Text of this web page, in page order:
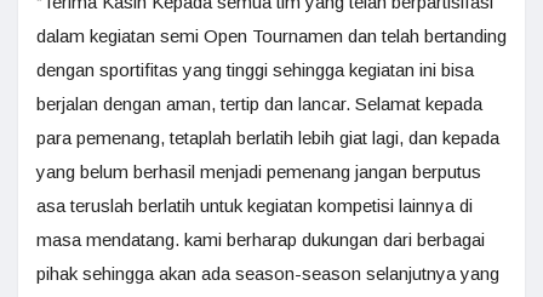
dalam kegiatan semi Open Tournamen dan telah bertanding
dengan sportifitas yang tinggi sehingga kegiatan ini bisa
berjalan dengan aman, tertip dan lancar. Selamat kepada
para pemenang, tetaplah berlatih lebih giat lagi, dan kepada
yang belum berhasil menjadi pemenang jangan berputus
asa teruslah berlatih untuk kegiatan kompetisi lainnya di
masa mendatang. kami berharap dukungan dari berbagai
pihak sehingga akan ada season-season selanjutnya yang